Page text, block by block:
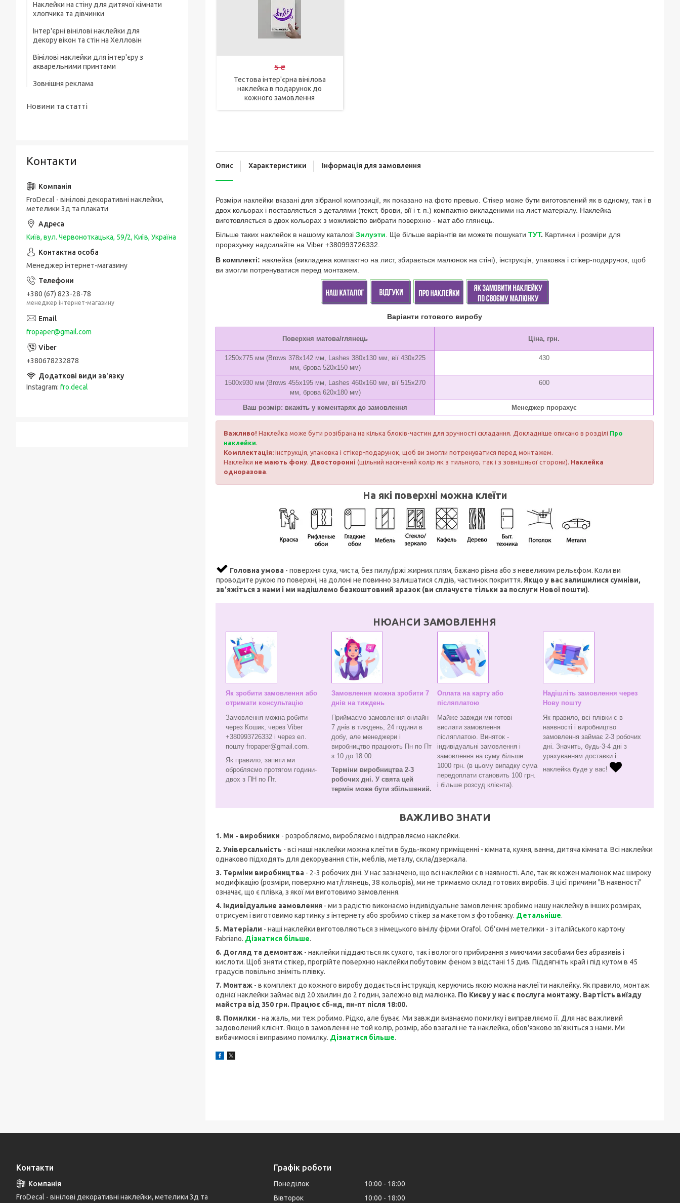
5 ₴
Тестова інтер'єрна вінілова
наклейка в подарунок до
кожного замовлення
Опис Характеристики Інформація для замовлення
Розміри наклейки вказані для зібраної композиції, як показано на фото превью. Стікер може бути виготовлений як в одному, так і в
двох кольорах і поставляється з деталями (текст, брови, вії і т. п.) компактно викладеними на лист матеріалу. Наклейка
виготовляється в двох кольорах з можливістю вибрати поверхню - мат або глянець.
Більше таких наклейок в нашому каталозі Зилуэти. Ще більше варіантів ви можете пошукати ТУТ. Картинки і розміри для
прорахунку надсилайте на Viber +380993726332.
В комплекті: наклейка (викладена компактно на лист, збирається малюнок на стіні), інструкція, упаковка і стікер-подарунок, щоб
ви змогли потренуватися перед монтажем.
Варіанти готового виробу
Поверхня матова/глянець Ціна, грн.
1250х775 мм (Brows 378х142 мм, Lashes 380х130 мм, вії 430х225
мм, брова 520х150 мм)
430
1500х930 мм (Brows 455х195 мм, Lashes 460х160 мм, вії 515х270
мм, брова 620х180 мм)
600
Ваш розмір: вкажіть у коментарях до замовлення Менеджер прорахує
Важливо! Наклейка може бути розібрана на кілька блоків-частин для зручності складання. Докладніше описано в розділі Про
наклейки.
Комплектація: інструкція, упаковка і стікер-подарунок, щоб ви змогли потренуватися перед монтажем.
Наклейки не мають фону. Двосторонні (щільний насичений колір як з тильного, так і з зовнішньої сторони). Наклейка
одноразова.
На які поверхні можна клеїти
Головна умова - поверхня суха, чиста, без пилу/іржі жирних плям, бажано рівна або з невеликим рельєфом. Коли ви
проводите рукою по поверхні, на долоні не повинно залишатися слідів, частинок покриття. Якщо у вас залишилися сумніви,
зв'яжіться з нами і ми надішлемо безкоштовний зразок (ви сплачуєте тільки за послуги Нової пошти).
НЮАНСИ ЗАМОВЛЕННЯ
Як зробити замовлення або
отримати консультацію
Замовлення можна робити
через Кошик, через Viber
+380993726332 і через ел.
пошту fropaper@gmail.com.
Як правило, запити ми
обробляємо протягом години-
двох з ПН по Пт.
Замовлення можна зробити 7
днів на тиждень
Приймаємо замовлення онлайн
7 днів в тиждень, 24 години в
добу, але менеджери і
виробництво працюють Пн по Пт
з 10 до 18:00.
Терміни виробництва 2-3
робочих дні. У свята цей
термін може бути збільшений.
Оплата на карту або
післяплатою
Майже завжди ми готові
вислати замовлення
післяплатою. Виняток -
індивідуальні замовлення і
замовлення на суму більше
1000 грн. (в цьому випадку сума
передоплати становить 100 грн.
і більше розсуд клієнта).
Надішліть замовлення через
Нову пошту
Як правило, всі плівки є в
наявності і виробництво
замовлення займає 2-3 робочих
дні. Значить, будь-3-4 дні з
урахуванням доставки і
наклейка буде у вас!
ВАЖЛИВО ЗНАТИ
1. Ми - виробники - розробляємо, виробляємо і відправляємо наклейки.
2. Універсальність - всі наші наклейки можна клеїти в будь-якому приміщенні - кімната, кухня, ванна, дитяча кімната. Всі наклейки
однаково підходять для декорування стін, меблів, металу, скла/дзеркала.
3. Терміни виробництва - 2-3 робочих дні. У нас зазначено, що всі наклейки є в наявності. Але, так як кожен малюнок має широку
модифікацію (розміри, поверхню мат/глянець, 38 кольорів), ми не тримаємо склад готових виробів. З цієї причини "В наявності"
означає, що є плівка, з якої ми виготовимо замовлення.
4. Індивідуальне замовлення - ми з радістю виконаємо індивідуальне замовлення: зробимо нашу наклейку в інших розмірах,
отрисуем і виготовимо картинку з інтернету або зробимо стікер за макетом з фотобанку. Детальніше.
5. Матеріали - наші наклейки виготовляються з німецького вінілу фірми Orafol. Об'ємні метелики - з італійського картону
Fabriano. Дізнатися більше.
6. Догляд та демонтаж - наклейки піддаються як сухого, так і вологого прибирання з миючими засобами без абразивів і
кислоти. Щоб зняти стікер, прогрійте поверхню наклейки побутовим феном з відстані 15 див. Піддягніть край і під кутом в 45
градусів повільно зніміть плівку.
7. Монтаж - в комплект до кожного виробу додається інструкція, керуючись якою можна наклеїти наклейку. Як правило, монтаж
однієї наклейки займає від 20 хвилин до 2 годин, залежно від малюнка. По Києву у нас є послуга монтажу. Вартість виїзду
майстра від 350 грн. Працює сб-нд, пн-пт після 18:00.
8. Помилки - на жаль, ми теж робимо. Рідко, але буває. Ми завжди визнаємо помилку і виправляємо її. Для нас важливий
задоволений клієнт. Якщо в замовленні не той колір, розмір, або взагалі не та наклейка, обов'язково зв'яжіться з нами. Ми
вибачимося і виправимо помилку. Дізнатися більше.
Наклейки на стіну для дитячої кімнати
хлопчика та дівчинки
Інтер'єрні вінілові наклейки для
декору вікон та стін на Хелловін
Вінілові наклейки для інтер'єру з
акварельними принтами
Зовнішня реклама
Новини та статті
Контакти
FroDecal - вінілові декоративні наклейки,
метелики 3д та плакати
Київ, вул. Червоноткацька, 59/2, Київ, Україна
Менеджер інтернет-магазину
+380 (67) 823-28-78
менеджер інтернет-магазину
fropaper@gmail.com
+380678232878
Instagram fro.decal
Контакти
FroDecal - вінілові декоративні наклейки, метелики 3д та
Графік роботи
Понеділок 10:00
18:00
Вівторок
10:00 18:00